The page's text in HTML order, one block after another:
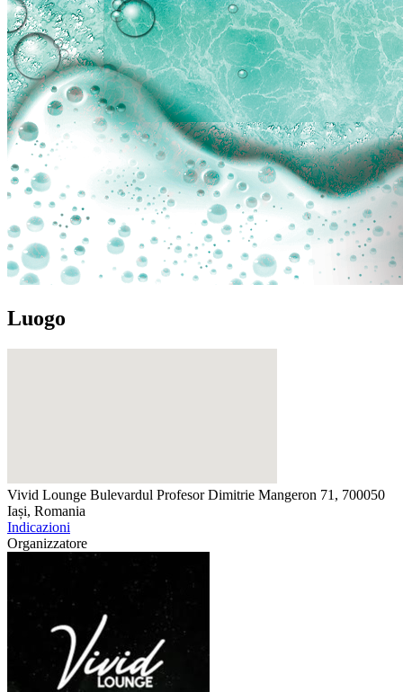
Luogo
Vivid Lounge Bulevardul Profesor Dimitrie Mangeron 71, 700050
Iași, Romania
Indicazioni
Organizzatore